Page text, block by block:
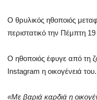
Ο θρυλικός ηθοποιός
περιστατικό την Πέμπτη
Ο ηθοποιός έφυγε από τη
Instagram η οικογένειά του.
«Με βαριά καρδιά η